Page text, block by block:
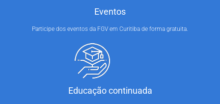
Eventos
Participe dos eventos da FGV em Curitiba de forma gratuita.
Educação continuada